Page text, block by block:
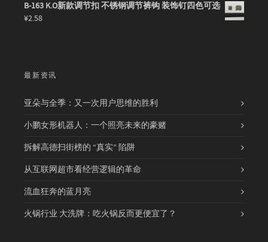
B-163 K.O新款调节扣 不锈钢调节裤钩 装饰钉四色可选
¥2.58
最新资讯
亚朵与全季：又一次用户思维的胜利
小鹏女形机器人：一个照亮未来的豪赌
拆解高德扫街榜的 “真实” 陷阱
从互联网超市看经营逻辑的革命
流血狂奔的蓝月亮
火锅行业 大洗牌：吃火锅反而更便宜了？